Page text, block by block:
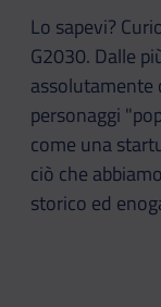
Lo sapevi?
G2030. Dalle
assolutamente
personaggi
come una
ciò che
storico ed